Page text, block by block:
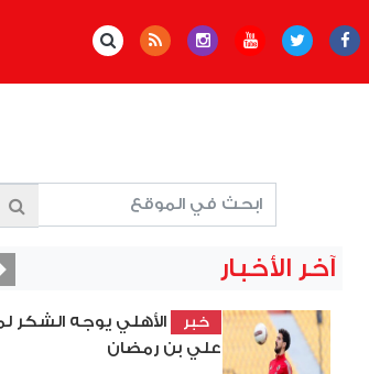
آخر الأخبار
خبر
الأهلي يوجه الشكر
علي بن رمضان